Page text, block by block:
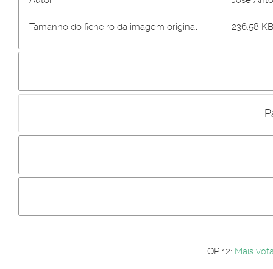
Tamanho do ficheiro da imagem original 236.58
Incluir imagem :
Os
Primeiro autentique-se...
TOP 12: Mais